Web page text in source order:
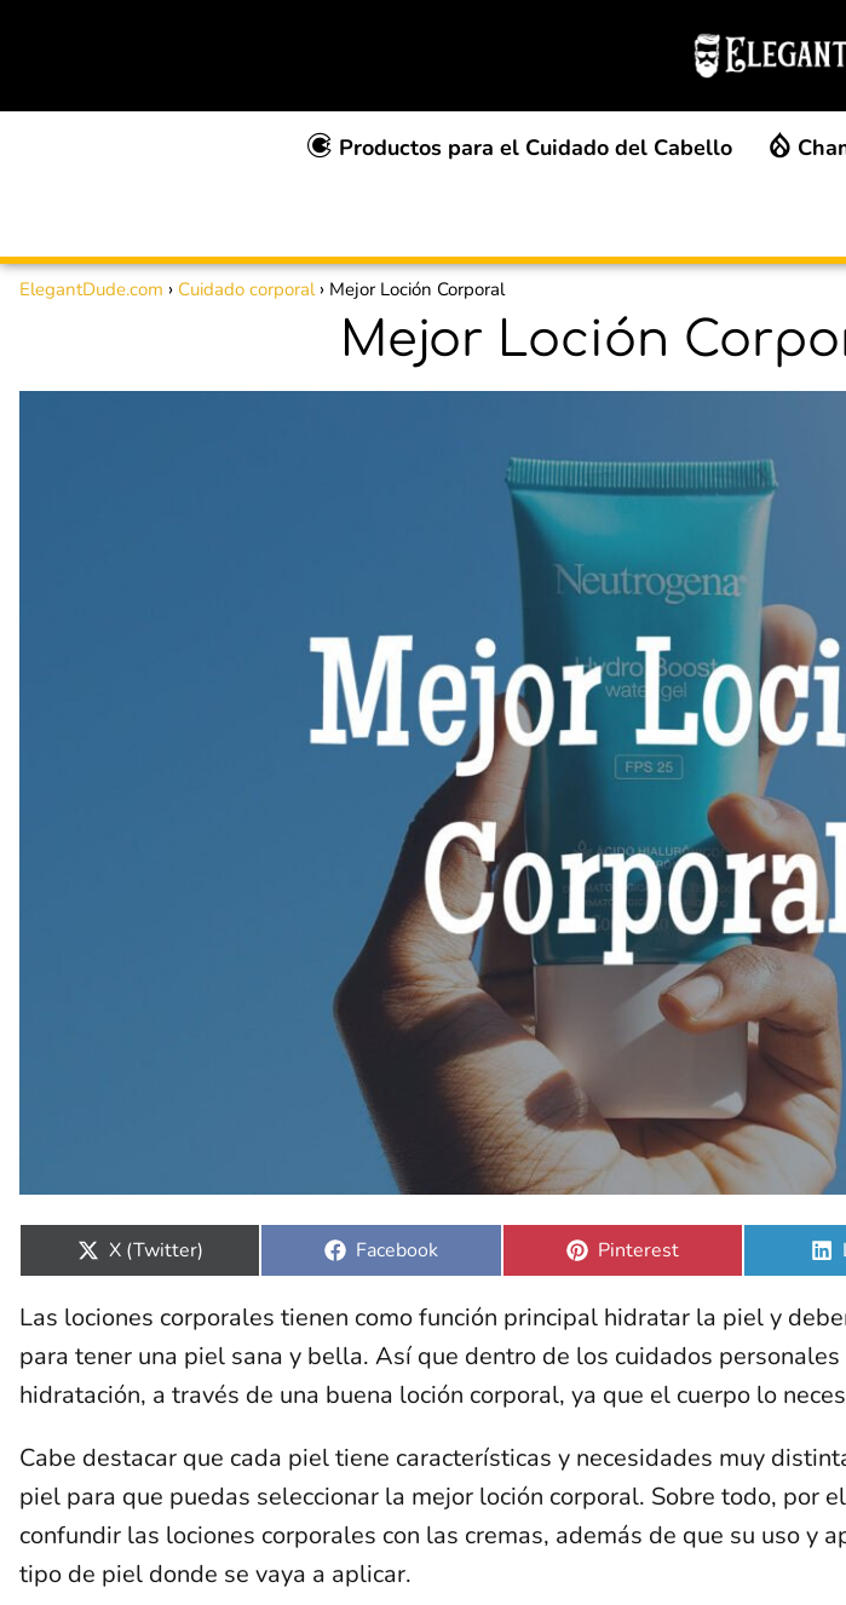
Productos para el Cuidado del Cabello
ElegantDude.com Cuidado corporal Mejor Loción Corporal
Mejor Loción
Compartir
X (Twitter) Compartir
Facebook Compartir
Pinterest
Las lociones corporales tienen como función principal hidratar la piel y
para tener una piel sana y bella. Así que dentro de los cuidados
hidratación, a través de una buena loción corporal, ya que el cuerpo lo
Cabe destacar que cada piel tiene características y necesidades muy
piel para que puedas seleccionar la mejor loción corporal. Sobre todo, por
confundir las lociones corporales con las cremas, además de que su uso y
tipo de piel donde se vaya a aplicar.